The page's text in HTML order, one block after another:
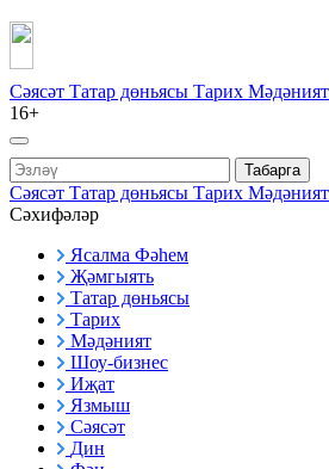
Сәясәт Татар дөньясы Тарих Мәдәният
16+
Табарга
Сәясәт Татар дөньясы Тарих Мәдәният
Сәхифәләр
Ясалма Фәһем
Җәмгыять
Татар дөньясы
Тарих
Мәдәният
Шоу-бизнес
Иҗат
Язмыш
Сәясәт
Дин